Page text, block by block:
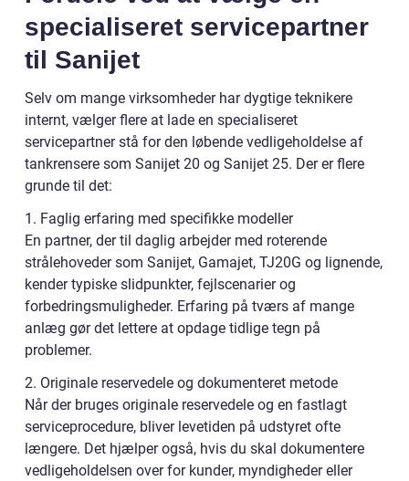
specialiseret servicepartner
til Sanijet
Selv om mange virksomheder har dygtige teknikere
internt, vælger flere at lade en specialiseret
servicepartner stå for den løbende vedligeholdelse af
tankrensere som Sanijet 20 og Sanijet 25. Der er flere
grunde til det:
1. Faglig erfaring med specifikke modeller
En partner, der til daglig arbejder med roterende
strålehoveder som Sanijet, Gamajet, TJ20G og lignende,
kender typiske slidpunkter, fejlscenarier og
forbedringsmuligheder. Erfaring på tværs af mange
anlæg gør det lettere at opdage tidlige tegn på
problemer.
2. Originale reservedele og dokumenteret metode
Når der bruges originale reservedele og en fastlagt
serviceprocedure, bliver levetiden på udstyret ofte
længere. Det hjælper også, hvis du skal dokumentere
vedligeholdelsen over for kunder, myndigheder eller